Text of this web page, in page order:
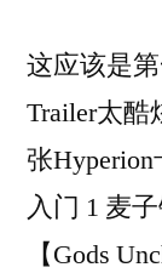
这应该是
Trailer太
张
入门 1 麦
【Gods